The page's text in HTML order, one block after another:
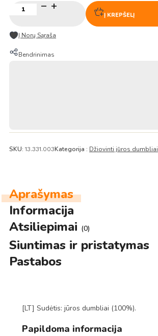
kiekis:
jūros
dumblių
Lapeliai
Į KREPŠELĮ
Į Norų Sąraša
Bendrinimas
SKU: 13.331.003Kategorija : Džiovinti jūros dumbliai
Aprašymas
Informacija
Atsiliepimai (0)
Siuntimas ir pristatymas
Pastabos
[LT] Sudėtis: jūros dumbliai (100%).
Papildoma informacija